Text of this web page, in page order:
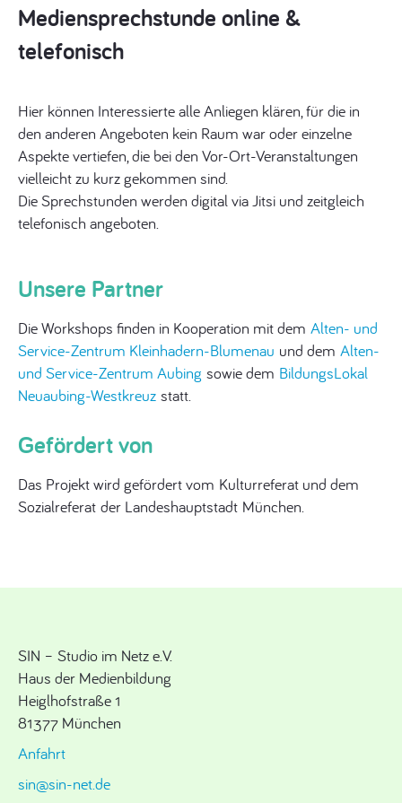
Mediensprechstunde online &
telefonisch
Hier können Interessierte alle Anliegen klären, für die in
den anderen Angeboten kein Raum war oder einzelne
Aspekte vertiefen, die bei den Vor-Ort-Veranstaltungen
vielleicht zu kurz gekommen sind.
Die Sprechstunden werden digital via Jitsi und zeitgleich
telefonisch angeboten.
Unsere Partner
Die Workshops finden in Kooperation mit dem Alten- und
Service-Zentrum Kleinhadern-Blumenau und dem Alten-
und Service-Zentrum Aubing sowie dem BildungsLokal
Neuaubing-Westkreuz statt.
Gefördert von
Das Projekt wird gefördert vom Kulturreferat und dem
Sozialreferat der Landeshauptstadt München.
SIN – Studio im Netz e.V.
Haus der Medienbildung
Heiglhofstraße 1
81377 München
Anfahrt
sin@sin-net.de